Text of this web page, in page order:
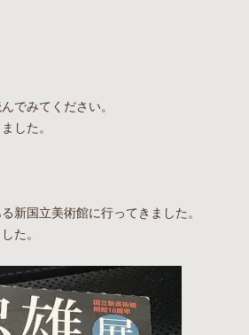
でみてください。
した。
新国立美術館に行ってきました。
た。